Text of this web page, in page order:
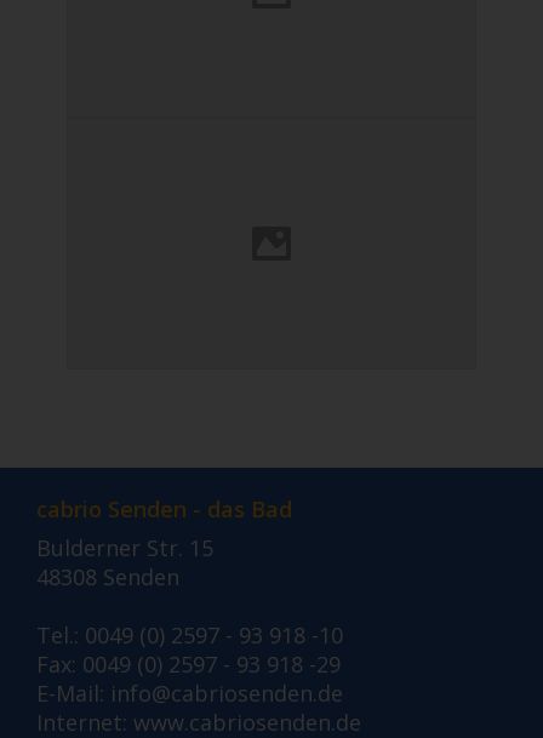
cabrio Senden - das Bad
Bulderner Str. 15
48308 Senden
Tel.: 0049 (0) 2597 - 93 918 -10
Fax: 0049 (0) 2597 - 93 918 -29
E-Mail: info@cabriosenden.de
Internet: www.cabriosenden.de